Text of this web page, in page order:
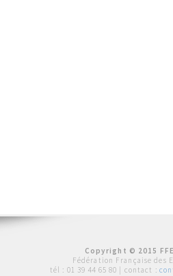
Copyright © 2015
Fédération Française des
tél : 01 39 44 65 80 | contact :